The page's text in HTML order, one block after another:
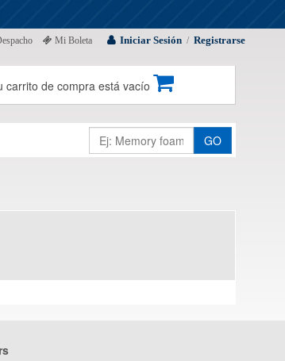
Iniciar Sesión / Registrarse
Mi Boleta
carrito de compra está vacío
GO